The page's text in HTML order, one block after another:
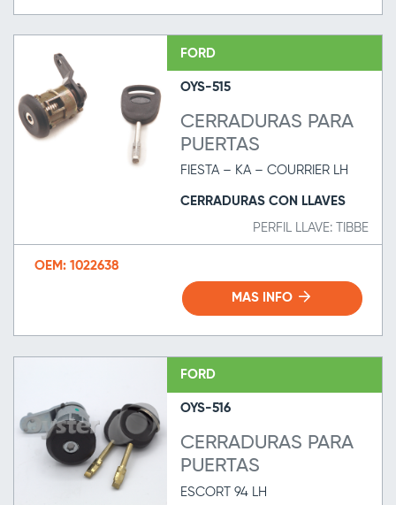
FORD
OYS-515
CERRADURAS PARA
PUERTAS
FIESTA – KA – COURRIER LH
CERRADURAS CON LLAVES
PERFIL LLAVE: TIBBE
OEM: 1022638
MAS INFO
FORD
OYS-516
CERRADURAS PARA
PUERTAS
ESCORT 94 LH